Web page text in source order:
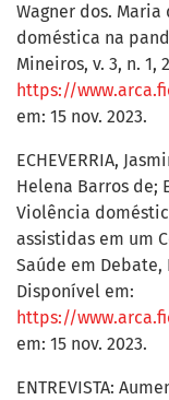
Wagner dos.
doméstica na
Mineiros, v. 3, n. 1,
https://
em: 15 nov. 2023.
ECHEVERRIA,
Helena Barros de;
Violência
assistidas em um
Saúde em Debate,
Disponível em:
https://
em: 15 nov. 2023.
ENTREVISTA: